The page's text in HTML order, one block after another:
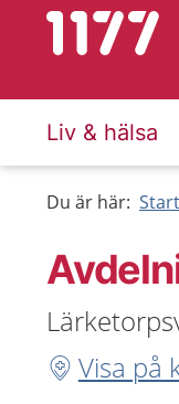
Till startsidan
Liv & hälsa
Du är här: Start
Visa på